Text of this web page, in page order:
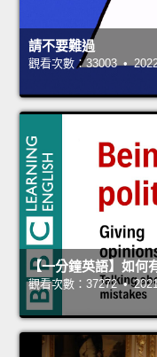
請不要難過
觀看次數：33003 •
【一分鐘英語】如何
觀看次數：37272 •